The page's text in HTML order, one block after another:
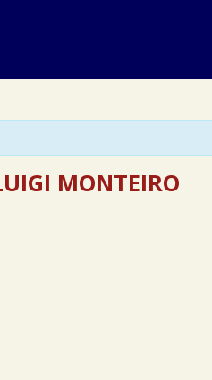
MONTEIRO